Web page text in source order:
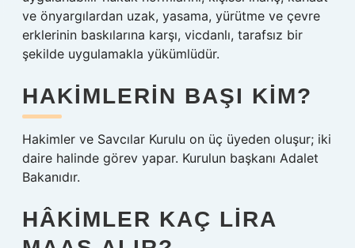
ve önyargılardan uzak, yasama, yürütme ve çevre
erklerinin baskılarına karşı, vicdanlı, tarafsız bir
şekilde uygulamakla yükümlüdür.
HAKIMLERIN BAŞI KIM?
Hakimler ve Savcılar Kurulu on üç üyeden oluşur; iki
daire halinde görev yapar. Kurulun başkanı Adalet
Bakanıdır.
HÂKIMLER KAÇ LIRA